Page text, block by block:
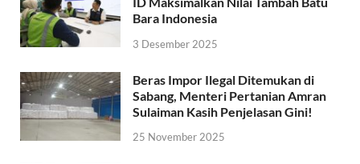
Bara Indonesia
3 Desember 2025
Beras Impor Ilegal Ditemukan di
Sabang, Menteri Pertanian Amran
Sulaiman Kasih Penjelasan Gini!
25 November 2025